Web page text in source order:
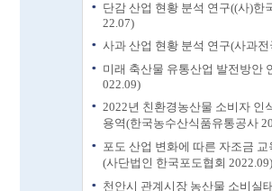
단감 산업 현황 분석 연구((사)한
22.07)
사과 산업 현황 분석 연구(사과
미래 축산물 유통산업 발전방안
022.09)
2022년 친환경농산물 소비자 인
용역(한국농수산식품유통공사
포도 산업 변화에 따른 자조금
(사단법인 한국포도협회 2022.09)
천안시 관계시장 농산물 소비실